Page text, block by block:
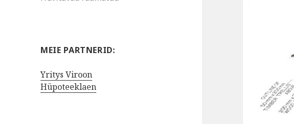
MEIE PARTNERID:
Yritys Viroon
Hüpoteeklaen